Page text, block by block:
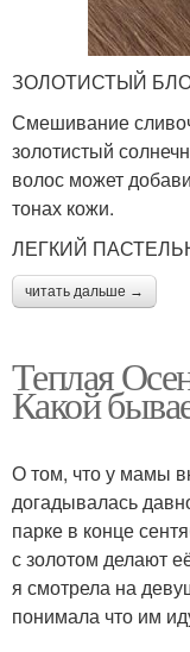
ЗОЛОТИСТЫЙ
Смешивание
золотистый
волос может
тонах кожи.
ЛЕГКИЙ
читать дальше →
Теплая
Какой
О том, что у мамы
догадывалась
парке в конце
с золотом делают
я смотрела на
понимала что им